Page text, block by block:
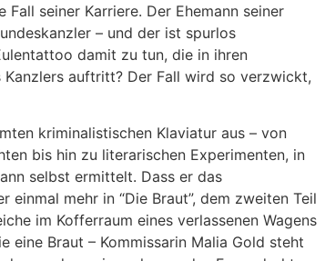
seiner Karriere. Der Ehemann seiner
– und der ist spurlos
damit zu tun, die in ihren
auftritt? Der Fall wird so verzwickt,
kriminalistischen Klaviatur aus – von
bis hin zu literarischen Experimenten, in
selbst ermittelt. Dass er das
mehr in “Die Braut”, dem zweiten Teil
im Kofferraum eines verlassenen Wagens
eine Braut – Kommissarin Malia Gold steht